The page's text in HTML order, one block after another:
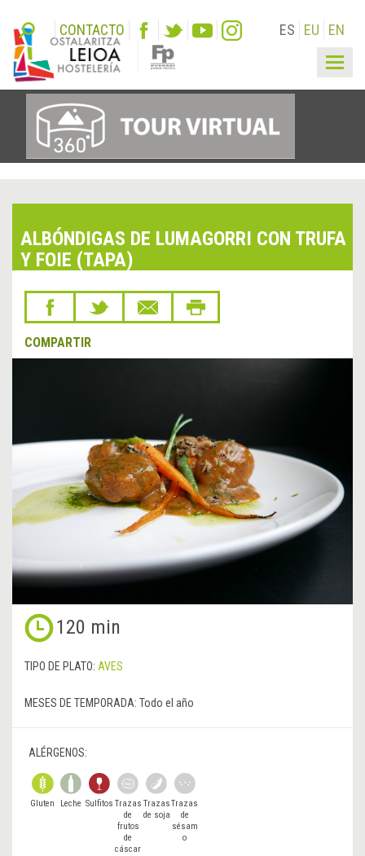
CONTACTO ES EU EN
ALBÓNDIGAS DE LUMAGORRI CON TRUFA
Y FOIE (TAPA)
COMPARTIR
120 min
TIPO DE PLATO: AVES
MESES DE TEMPORADA: Todo el año
ALÉRGENOS:
Gluten Leche Sulfitos Trazas
de
frutos
de
cáscar
Trazas
de soja
Trazas
de
sésam
o